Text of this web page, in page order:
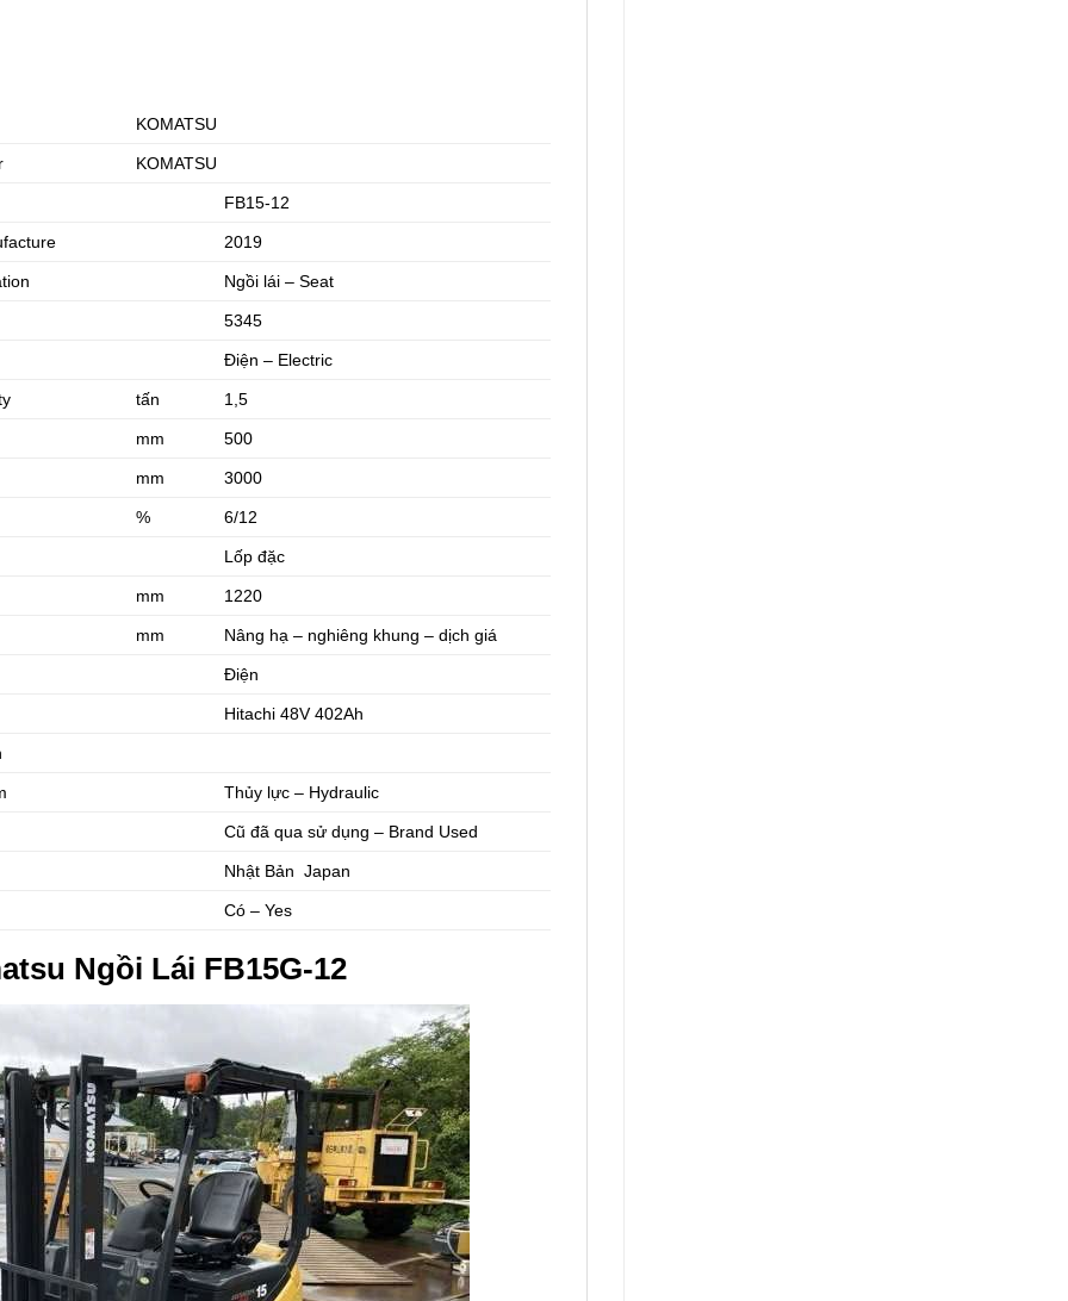
KOMATSU
KOMATSU
FB15-12
2019
Ngồi lái – Seat
5345
Điện – Electric
tấn 1,5
mm 500
mm 3000
% 6/12
Lốp đặc
mm 1220
mm Nâng hạ – nghiêng khung – dịch giá
Điện
Hitachi 48V 402Ah
Thủy lực – Hydraulic
Cũ đã qua sử dụng – Brand Used
Nhật Bản Japan
Có – Yes
Ngồi Lái FB15G-12